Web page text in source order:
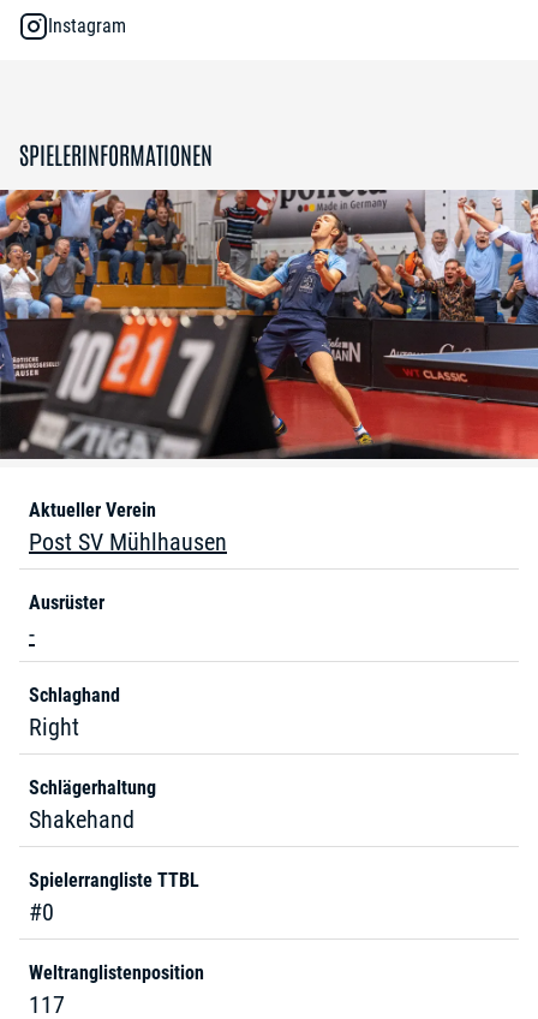
Instagram
SPIELERINFORMATIONEN
Aktueller Verein
Post SV Mühlhausen
Ausrüster
-
Schlaghand
Right
Schlägerhaltung
Shakehand
Spielerrangliste TTBL
#0
Weltranglistenposition
117